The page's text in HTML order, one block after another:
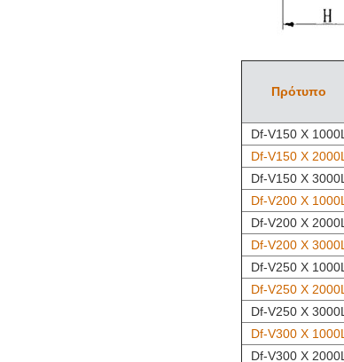
Πρότυπο
Df-V150 Χ 1000L
Df-V150 Χ 2000L
Df-V150 Χ 3000L
Df-V200 Χ 1000L
Df-V200 Χ 2000L
Df-V200 Χ 3000L
Df-V250 Χ 1000L
Df-V250 Χ 2000L
Df-V250 Χ 3000L
Df-V300 Χ 1000L
Df-V300 Χ 2000L